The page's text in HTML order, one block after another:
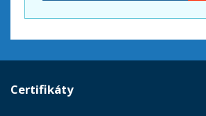
Certifikáty